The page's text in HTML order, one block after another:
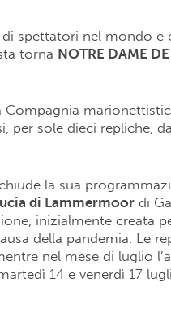
spettatori nel mondo e
torna NOTRE DAME DE
per sole dieci repliche,
la sua
di Lammermoordi
inizialmente creata
della pandemia. Le
nel mese di luglio
14 e venerdì 17